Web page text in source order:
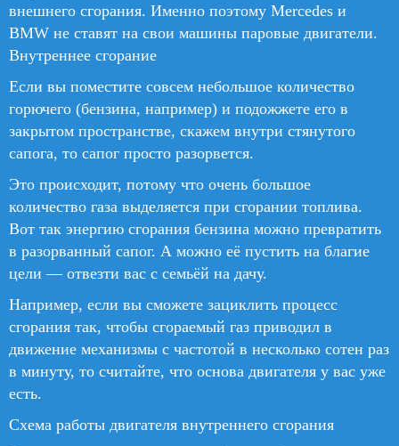
внешнего сгорания. Именно поэтому Mercedes и
BMW не ставят на свои машины паровые двигатели.
Внутреннее сгорание
Если вы поместите совсем небольшое количество
горючего (бензина, например) и подожжете его в
закрытом пространстве, скажем внутри стянутого
сапога, то сапог просто разорвется.
Это происходит, потому что очень большое
количество газа выделяется при сгорании топлива.
Вот так энергию сгорания бензина можно превратить
в разорванный сапог. А можно её пустить на благие
цели — отвезти вас с семьёй на дачу.
Например, если вы сможете зациклить процесс
сгорания так, чтобы сгораемый газ приводил в
движение механизмы с частотой в несколько сотен раз
в минуту, то считайте, что основа двигателя у вас уже
есть.
Схема работы двигателя внутреннего сгорания